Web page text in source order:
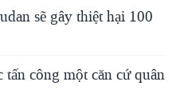
sẽ gây thiệt hại 100
tấn công một căn cứ quân